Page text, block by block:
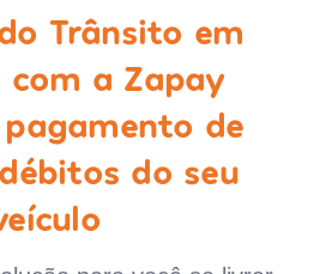
Trânsito em
com a Zapay
de
do seu